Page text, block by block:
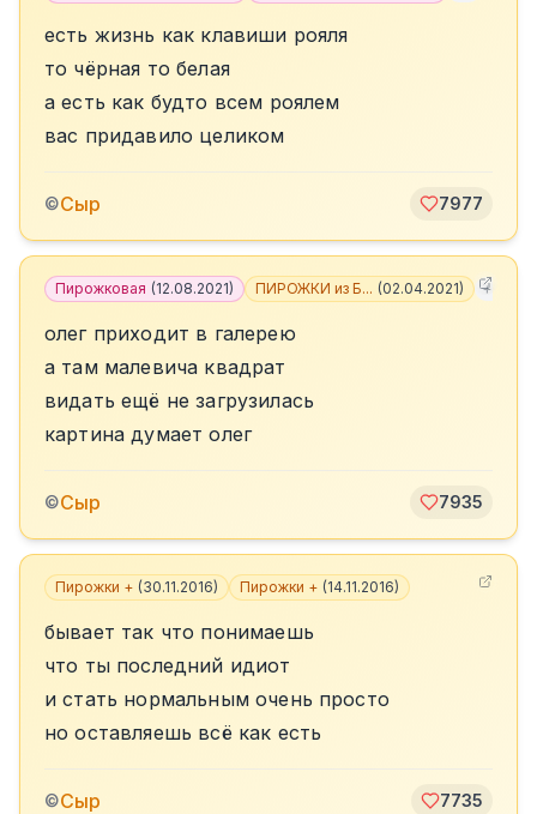
есть жизнь как клавиши рояля
то чёрная то белая
а есть как будто всем роялем
вас придавило целиком
©Сыр 7977
Пирожковая (12.08.2021) ПИРОЖКИ из Б... (02.04.2021) +
олег приходит в галерею
а там малевича квадрат
видать ещё не загрузилась
картина думает олег
©Сыр 7935
Пирожки + (30.11.2016) Пирожки + (14.11.2016)
бывает так что понимаешь
что ты последний идиот
и стать нормальным очень просто
но оставляешь всё как есть
©Сыр 7735